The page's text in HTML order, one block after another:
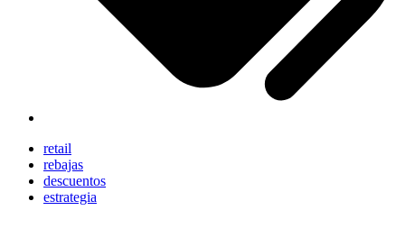
retail
rebajas
descuentos
estrategia